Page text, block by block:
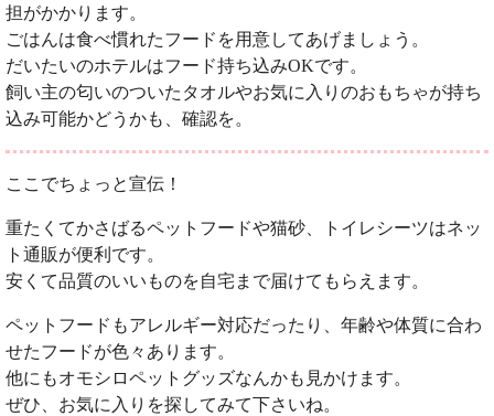
担がかかります。
ごはんは食べ慣れたフードを用意してあげましょう。
だいたいのホテルはフード持ち込みOKです。
飼い主の匂いのついたタオルやお気に入りのおもちゃが持ち
込み可能かどうかも、確認を。
ここでちょっと宣伝！
重たくてかさばるペットフードや猫砂、トイレシーツはネッ
ト通販が便利です。
安くて品質のいいものを自宅まで届けてもらえます。
ペットフードもアレルギー対応だったり、年齢や体質に合わ
せたフードが色々あります。
他にもオモシロペットグッズなんかも見かけます。
ぜひ、お気に入りを探してみて下さいね。